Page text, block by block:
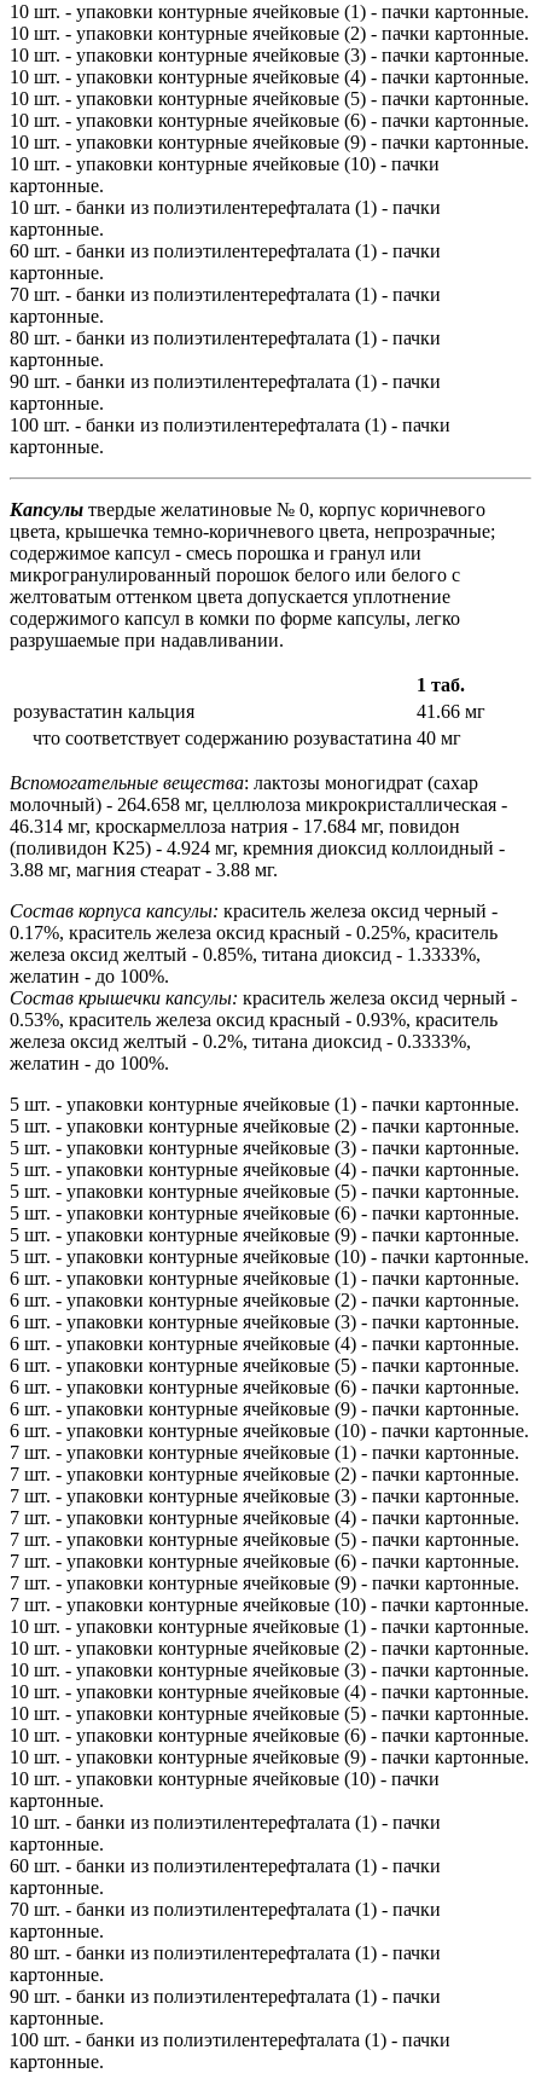
10 шт. - упаковки контурные ячейковые (1) - пачки картонные.
10 шт. - упаковки контурные ячейковые (2) - пачки картонные.
10 шт. - упаковки контурные ячейковые (3) - пачки картонные.
10 шт. - упаковки контурные ячейковые (4) - пачки картонные.
10 шт. - упаковки контурные ячейковые (5) - пачки картонные.
10 шт. - упаковки контурные ячейковые (6) - пачки картонные.
10 шт. - упаковки контурные ячейковые (9) - пачки картонные.
10 шт. - упаковки контурные ячейковые (10) - пачки
картонные.
10 шт. - банки из полиэтилентерефталата (1) - пачки
картонные.
60 шт. - банки из полиэтилентерефталата (1) - пачки
картонные.
70 шт. - банки из полиэтилентерефталата (1) - пачки
картонные.
80 шт. - банки из полиэтилентерефталата (1) - пачки
картонные.
90 шт. - банки из полиэтилентерефталата (1) - пачки
картонные.
100 шт. - банки из полиэтилентерефталата (1) - пачки
картонные.
Капсулы твердые желатиновые № 0, корпус коричневого
цвета, крышечка темно-коричневого цвета, непрозрачные;
содержимое капсул - смесь порошка и гранул или
микрогранулированный порошок белого или белого с
желтоватым оттенком цвета допускается уплотнение
содержимого капсул в комки по форме капсулы, легко
разрушаемые при надавливании.
1 таб.
розувастатин кальция
41.66 мг
что соответствует содержанию розувастатина 40 мг
Вспомогательные вещества: лактозы моногидрат (сахар
молочный) - 264.658 мг, целлюлоза микрокристаллическая -
46.314 мг, кроскармеллоза натрия - 17.684 мг, повидон
(поливидон К25) - 4.924 мг, кремния диоксид коллоидный -
3.88 мг, магния стеарат - 3.88 мг.
Состав корпуса капсулы: краситель железа оксид черный -
0.17%, краситель железа оксид красный - 0.25%, краситель
железа оксид желтый - 0.85%, титана диоксид - 1.3333%,
желатин - до 100%.
Состав крышечки капсулы: краситель железа оксид черный -
0.53%, краситель железа оксид красный - 0.93%, краситель
железа оксид желтый - 0.2%, титана диоксид - 0.3333%,
желатин - до 100%.
5 шт. - упаковки контурные ячейковые (1) - пачки картонные.
5 шт. - упаковки контурные ячейковые (2) - пачки картонные.
5 шт. - упаковки контурные ячейковые (3) - пачки картонные.
5 шт. - упаковки контурные ячейковые (4) - пачки картонные.
5 шт. - упаковки контурные ячейковые (5) - пачки картонные.
5 шт. - упаковки контурные ячейковые (6) - пачки картонные.
5 шт. - упаковки контурные ячейковые (9) - пачки картонные.
5 шт. - упаковки контурные ячейковые (10) - пачки картонные.
6 шт. - упаковки контурные ячейковые (1) - пачки картонные.
6 шт. - упаковки контурные ячейковые (2) - пачки картонные.
6 шт. - упаковки контурные ячейковые (3) - пачки картонные.
6 шт. - упаковки контурные ячейковые (4) - пачки картонные.
6 шт. - упаковки контурные ячейковые (5) - пачки картонные.
6 шт. - упаковки контурные ячейковые (6) - пачки картонные.
6 шт. - упаковки контурные ячейковые (9) - пачки картонные.
6 шт. - упаковки контурные ячейковые (10) - пачки картонные.
7 шт. - упаковки контурные ячейковые (1) - пачки картонные.
7 шт. - упаковки контурные ячейковые (2) - пачки картонные.
7 шт. - упаковки контурные ячейковые (3) - пачки картонные.
7 шт. - упаковки контурные ячейковые (4) - пачки картонные.
7 шт. - упаковки контурные ячейковые (5) - пачки картонные.
7 шт. - упаковки контурные ячейковые (6) - пачки картонные.
7 шт. - упаковки контурные ячейковые (9) - пачки картонные.
7 шт. - упаковки контурные ячейковые (10) - пачки картонные.
10 шт. - упаковки контурные ячейковые (1) - пачки картонные.
10 шт. - упаковки контурные ячейковые (2) - пачки картонные.
10 шт. - упаковки контурные ячейковые (3) - пачки картонные.
10 шт. - упаковки контурные ячейковые (4) - пачки картонные.
10 шт. - упаковки контурные ячейковые (5) - пачки картонные.
10 шт. - упаковки контурные ячейковые (6) - пачки картонные.
10 шт. - упаковки контурные ячейковые (9) - пачки картонные.
10 шт. - упаковки контурные ячейковые (10) - пачки
картонные.
10 шт. - банки из полиэтилентерефталата (1) - пачки
картонные.
60 шт. - банки из полиэтилентерефталата (1) - пачки
картонные.
70 шт. - банки из полиэтилентерефталата (1) - пачки
картонные.
80 шт. - банки из полиэтилентерефталата (1) - пачки
картонные.
90 шт. - банки из полиэтилентерефталата (1) - пачки
картонные.
100 шт. - банки из полиэтилентерефталата (1) - пачки
картонные.